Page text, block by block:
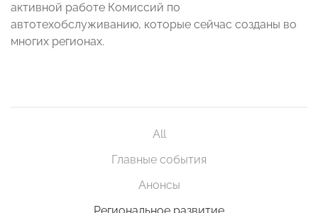
активной работе Комиссий по
автотехобслуживанию, которые сейчас созданы во
многих регионах.
All
Главные события
Анонсы